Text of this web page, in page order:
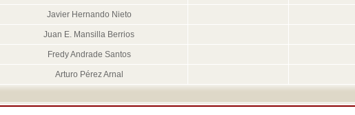
Javier Hernando Nieto
Juan E. Mansilla Berrios
Fredy Andrade Santos
Arturo Pérez Arnal